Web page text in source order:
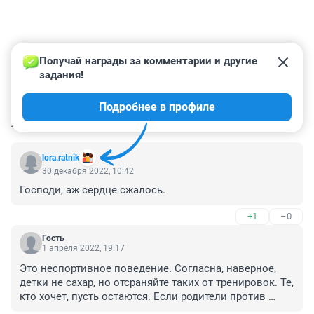
КОММЕНТАРИИ 56
lora.ratnik
Получай награды за комментарии и другие
задания!
Подробнее в профиле
30 декабря 2022, 10:42
Господи, аж сердце сжалось.
+1 –0
Гость
1 апреля 2022, 19:17
Это неспортивное поведение. Согласна, наверное,
детки не сахар, но отсраняйте таких от тренировок. Те,
кто хочет, пусть остаются. Если родители против